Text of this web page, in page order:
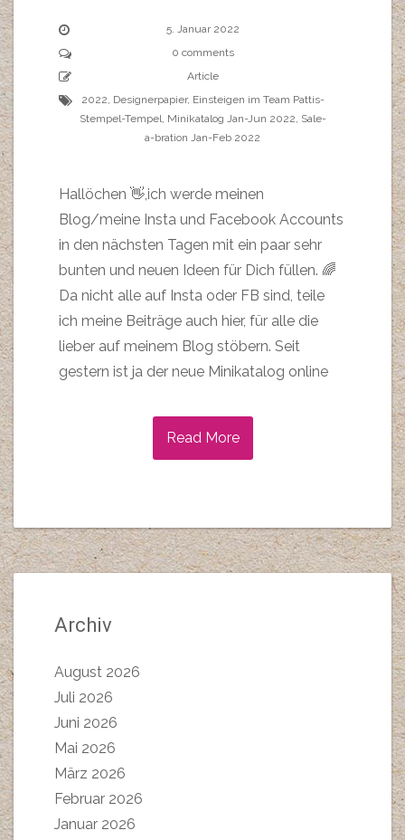
5. Januar 2022
0 comments
Article
2022, Designerpapier, Einsteigen im Team Pattis-
Stempel-Tempel, Minikatalog Jan-Jun 2022, Sale-
a-bration Jan-Feb 2022
Hallöchen 👋,ich werde meinen
Blog/meine Insta und Facebook Accounts
in den nächsten Tagen mit ein paar sehr
bunten und neuen Ideen für Dich füllen. 🌈
Da nicht alle auf Insta oder FB sind, teile
ich meine Beiträge auch hier, für alle die
lieber auf meinem Blog stöbern. Seit
gestern ist ja der neue Minikatalog online
Read More
Archiv
August 2026
Juli 2026
Juni 2026
Mai 2026
März 2026
Februar 2026
Januar 2026